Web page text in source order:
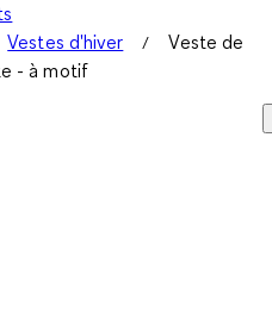
Vestes d'hiver
Veste de
- à motif